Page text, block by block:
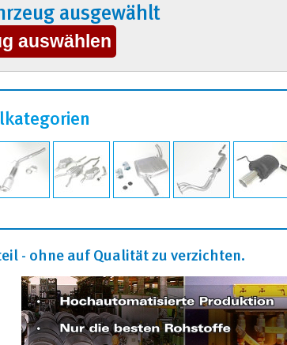
ausgewählt
- ohne auf Qualität zu verzichten.